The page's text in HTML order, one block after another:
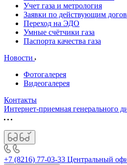
Учет газа и метрология
Заявки по действующим
Переход на ЭДО
Умные счётчики газа
Паспорта качества газа
Новости
Фотогалерея
Видеогалерея
Контакты
Интернет-приемная генерального
+7 (8216) 77-03-33 Центральный